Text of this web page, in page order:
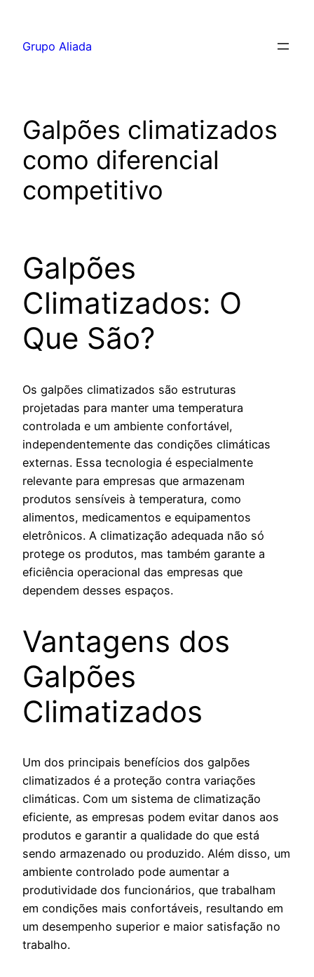
Grupo Aliada
Galpões climatizados
como diferencial
competitivo
Galpões
Climatizados: O
Que São?
Os galpões climatizados são estruturas
projetadas para manter uma temperatura
controlada e um ambiente confortável,
independentemente das condições climáticas
externas. Essa tecnologia é especialmente
relevante para empresas que armazenam
produtos sensíveis à temperatura, como
alimentos, medicamentos e equipamentos
eletrônicos. A climatização adequada não só
protege os produtos, mas também garante a
eficiência operacional das empresas que
dependem desses espaços.
Vantagens dos
Galpões
Climatizados
Um dos principais benefícios dos galpões
climatizados é a proteção contra variações
climáticas. Com um sistema de climatização
eficiente, as empresas podem evitar danos aos
produtos e garantir a qualidade do que está
sendo armazenado ou produzido. Além disso, um
ambiente controlado pode aumentar a
produtividade dos funcionários, que trabalham
em condições mais confortáveis, resultando em
um desempenho superior e maior satisfação no
trabalho.